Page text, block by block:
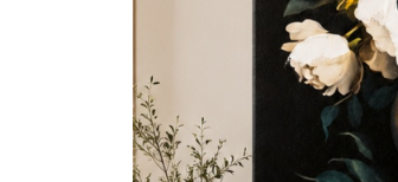
300 Lei - 500 Lei
500 Lei - 1000 Lei